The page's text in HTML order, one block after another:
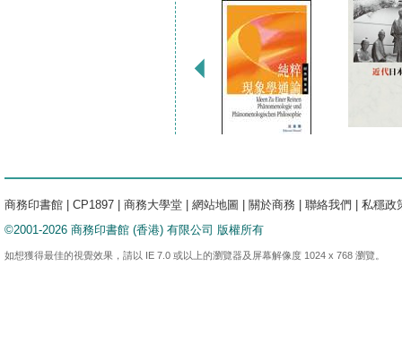
商務印書館 CP1897 商務大學堂 網站地圖 關於商務 聯絡我們
私穩政
©2001-2026 商務印書館 (香港) 有限公司 版權所有
如想獲得最佳的視覺效果，請以 IE 7.0 或以上的瀏覽器及屏幕解像度 1024 x 768 瀏覽。